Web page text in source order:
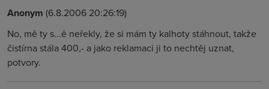
Anonym (6.8.2006 20:26:19)
No, mě ty s...ě neřekly, že si mám ty kalhoty stáhnout, takže
čistírna stála 400,- a jako reklamaci ji to nechtěj uznat,
potvory.